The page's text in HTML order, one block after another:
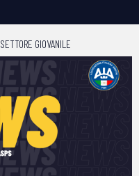
SETTORE GIOVANILE